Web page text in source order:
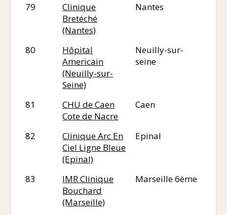
79
Clinique
Bretéché
(Nantes)
Nantes
80
Hôpital
Americain
(Neuilly-sur-
Seine)
Neuilly-sur-
seine
81
CHU de Caen
Cote de Nacre
Caen
82
Clinique Arc En
Ciel Ligne Bleue
(Epinal)
Epinal
83
IMR Clinique
Bouchard
(Marseille)
Marseille 6ème